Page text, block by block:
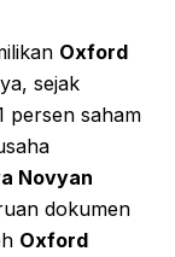
Oxford
sejak
persen saham
Novyan
dokumen
Oxford